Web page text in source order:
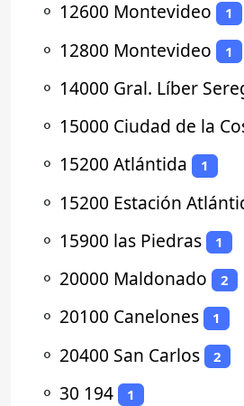
⚬ 12600 Montevideo 1
⚬ 12800 Montevideo 1
⚬ 14000 Gral. Líber
⚬ 15000 Ciudad de la
⚬ 15200 Atlántida 1
⚬ 15200 Estación
⚬ 15900 las Piedras 1
⚬ 20000 Maldonado 2
⚬ 20100 Canelones 1
⚬ 20400 San Carlos 2
⚬ 30 194 1